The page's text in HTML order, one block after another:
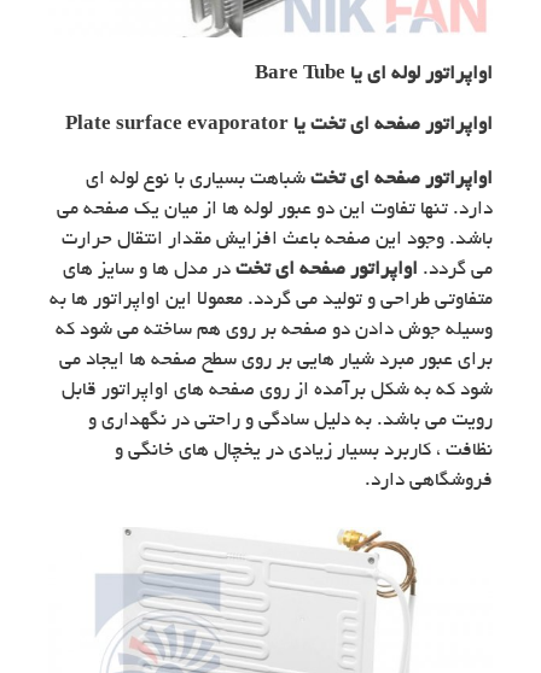
اواپراتور لوله ای یا Bare Tube
اواپراتور صفحه ای تخت یا Plate surface evaporator
اواپراتور صفحه ای تخت شباهت بسیاری با نوع لوله ای
دارد. تنها تفاوت این دو عبور لوله ها از میان یک صفحه می
باشد. وجود این صفحه باعث افزایش مقدار انتقال حرارت
می گردد. اواپراتور صفحه ای تخت در مدل ها و سایز های
متفاوتی طراحی و تولید می گردد. معمولا این اواپراتور ها به
وسیله جوش دادن دو صفحه بر روی هم ساخته می شود که
برای عبور مبرد شیار هایی بر روی سطح صفحه ها ایجاد می
شود که به شکل برآمده از روی صفحه های اواپراتور قابل
رویت می باشد. به دلیل سادگی و راحتی در نگهداری و
نظافت ، کاربرد بسیار زیادی در یخچال های خانگی و
فروشگاهی دارد.